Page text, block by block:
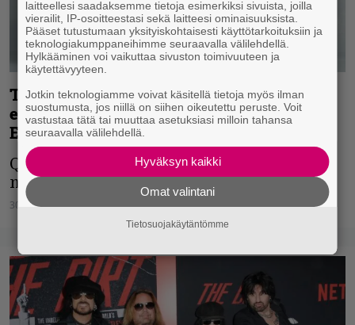
Tulevan vuoden Qstockin ensimmäiset
esiintyjät julki – mukana mm. D-A-D,
Epica ja liuta kovia kotimaisia
Qstockin juhlavuosi tuo lavalle kovia
nimiä - ja lisää on tulossa!
30.11.2022 Joni Juutilainen
laitteellesi saadaksemme tietoja esimerkiksi sivuista, joilla
vierailit, IP-osoitteestasi sekä laitteesi ominaisuuksista.
Pääset tutustumaan yksityiskohtaisesti käyttötarkoituksiin ja
teknologiakumppaneihimme seuraavalla välilehdellä.
Hylkääminen voi vaikuttaa sivuston toimivuuteen ja
käytettävyyteen.
Jotkin teknologiamme voivat käsitellä tietoja myös ilman
suostumusta, jos niillä on siihen oikeutettu peruste. Voit
vastustaa tätä tai muuttaa asetuksiasi milloin tahansa
seuraavalla välilehdellä.
Hyväksyn kaikki
Omat valintani
Tietosuojakäytäntömme